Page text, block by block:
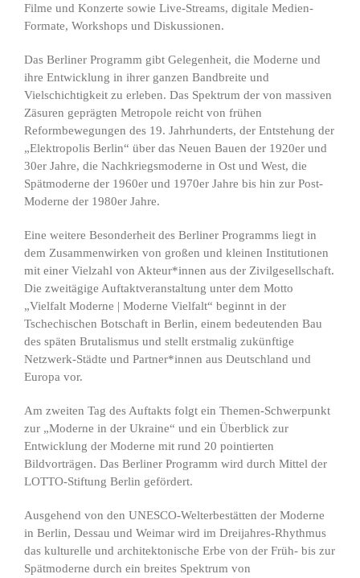
Filme und Konzerte sowie Live-Streams, digitale Medien-
Formate, Workshops und Diskussionen.
Das Berliner Programm gibt Gelegenheit, die Moderne und
ihre Entwicklung in ihrer ganzen Bandbreite und
Vielschichtigkeit zu erleben. Das Spektrum der von massiven
Zäsuren geprägten Metropole reicht von frühen
Reformbewegungen des 19. Jahrhunderts, der Entstehung der
„Elektropolis Berlin“ über das Neuen Bauen der 1920er und
30er Jahre, die Nachkriegsmoderne in Ost und West, die
Spätmoderne der 1960er und 1970er Jahre bis hin zur Post-
Moderne der 1980er Jahre.
Eine weitere Besonderheit des Berliner Programms liegt in
dem Zusammenwirken von großen und kleinen Institutionen
mit einer Vielzahl von Akteur*innen aus der Zivilgesellschaft.
Die zweitägige Auftaktveranstaltung unter dem Motto
„Vielfalt Moderne | Moderne Vielfalt“ beginnt in der
Tschechischen Botschaft in Berlin, einem bedeutenden Bau
des späten Brutalismus und stellt erstmalig zukünftige
Netzwerk-Städte und Partner*innen aus Deutschland und
Europa vor.
Am zweiten Tag des Auftakts folgt ein Themen-Schwerpunkt
zur „Moderne in der Ukraine“ und ein Überblick zur
Entwicklung der Moderne mit rund 20 pointierten
Bildvorträgen. Das Berliner Programm wird durch Mittel der
LOTTO-Stiftung Berlin gefördert.
Ausgehend von den UNESCO-Welterbestätten der Moderne
in Berlin, Dessau und Weimar wird im Dreijahres-Rhythmus
das kulturelle und architektonische Erbe von der Früh- bis zur
Spätmoderne durch ein breites Spektrum von